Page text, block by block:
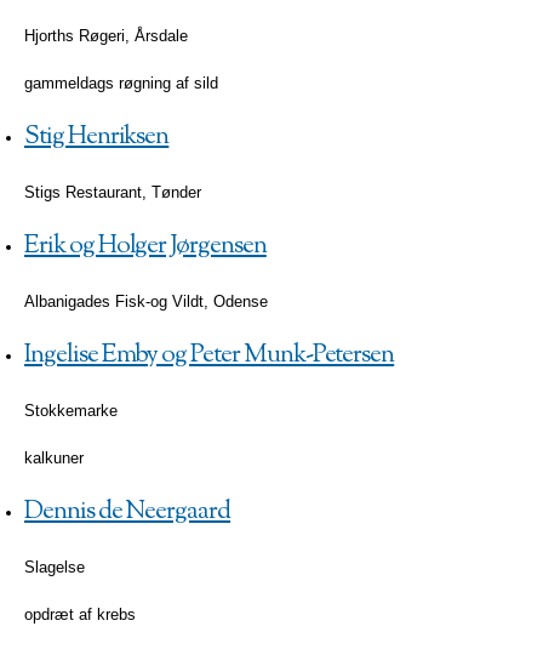
Hjorths Røgeri, Årsdale
gammeldags røgning af sild
Stig Henriksen
Stigs Restaurant, Tønder
Erik og Holger Jørgensen
Albanigades Fisk-og Vildt, Odense
Ingelise Emby og Peter Munk-Petersen
Stokkemarke
kalkuner
Dennis de Neergaard
Slagelse
opdræt af krebs